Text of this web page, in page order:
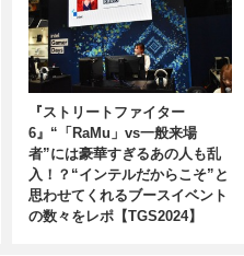
『ストリートファイター
6』“「RaMu」vs一般来場
者”には豪華すぎるあの人も乱
入！？“インテルだからこそ”と
思わせてくれるブースイベント
の数々をレポ【TGS2024】